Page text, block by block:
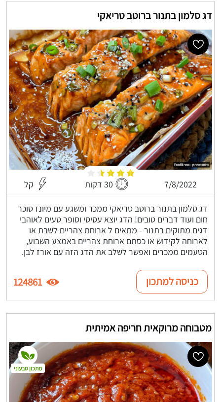
דג סלמון בתנור ברוטב טריאקי
7/8/2022 30 דקות קל
דג סלמון בתנור ברוטב טריאקי ממכר ומשגע עם מיונז סוכר
חום ועוד דברים טובים! הדג יוצא עסיסי וסופר טעים לאוהבי
דגים מתוקים בתנור - מתאים ל ארוחת צהריים לשבת או
לארוחה לקידוש או כסתם ארוחת צהריים באמצע השבוע,
הטעמים ממכרים ואפשר לשלב את הדג הזה עם אורז לבן.
כניסה למתכון 124861
מטבוחה מרוקאית חריפה אמיתית
מתכון טבעוני